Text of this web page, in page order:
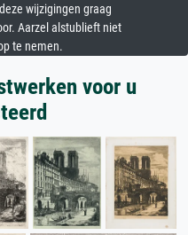
wijzigingen graag
Aarzel alstublieft niet
te nemen.
voor u